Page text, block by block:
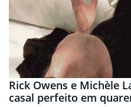
Rick Owens e Michèle
casal perfeito em